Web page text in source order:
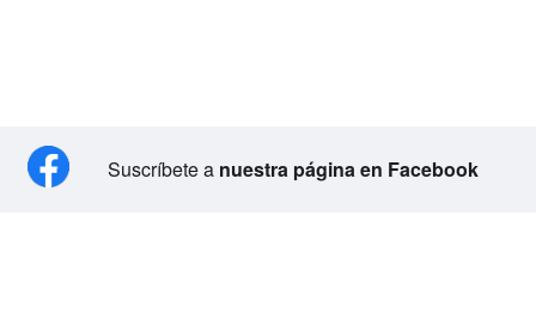
Suscríbete a nuestra página en Facebook